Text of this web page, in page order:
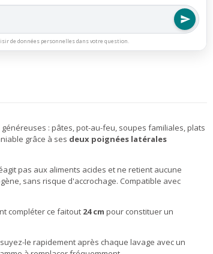
de données personnelles dans votre question.
: pâtes, pot-au-feu, soupes familiales, plats
grâce à ses deux poignées latérales
pas aux aliments acides et ne retient aucune
sans risque d'accrochage. Compatible avec
compléter ce faitout 24 cm pour constituer un
le rapidement après chaque lavage avec un